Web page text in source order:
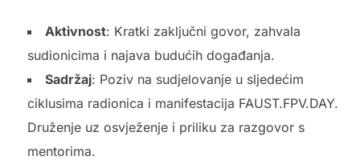
Aktivnost: Kratki zaključni govor, zahvala
sudionicima i najava budućih događanja.
Sadržaj: Poziv na sudjelovanje u sljedećim
ciklusima radionica i manifestacija FAUST.FPV.DAY.
Druženje uz osvježenje i priliku za razgovor s
mentorima.